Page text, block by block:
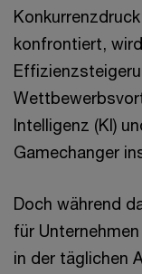
konfrontiert,
Intelligenz (KI)
Gamechanger
Doch während
für
in der täglichen